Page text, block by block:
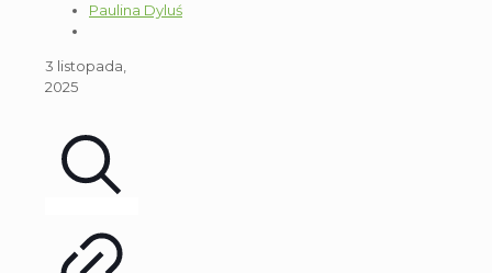
Paulina Dyluś
3 listopada,
2025